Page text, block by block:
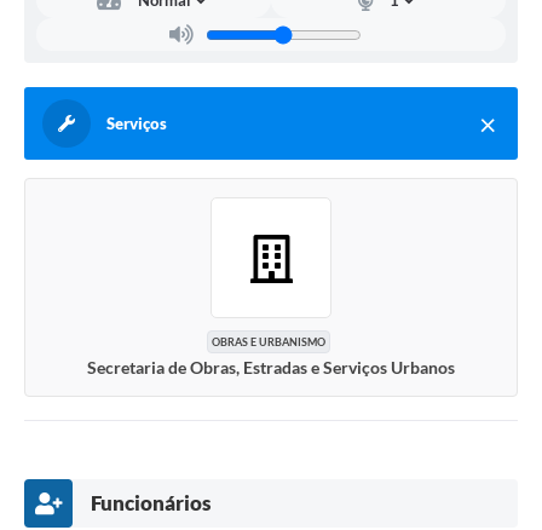
Serviços
OBRAS E URBANISMO
Secretaria de Obras, Estradas e Serviços Urbanos
Funcionários